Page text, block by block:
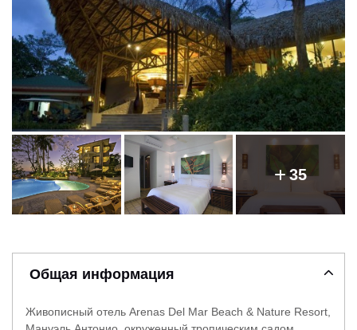
35
Общая информация
Живописный отель Arenas Del Mar Beach & Nature Resort,